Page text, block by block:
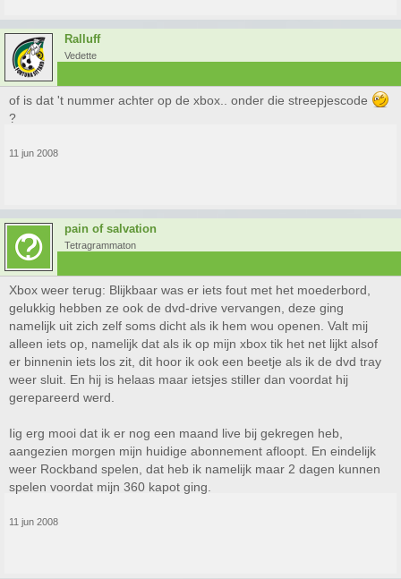
Ralluff
Vedette
of is dat 't nummer achter op de xbox.. onder die streepjescode
?
11 jun 2008
pain of salvation
Tetragrammaton
Xbox weer terug: Blijkbaar was er iets fout met het moederbord,
gelukkig hebben ze ook de dvd-drive vervangen, deze ging
namelijk uit zich zelf soms dicht als ik hem wou openen. Valt mij
alleen iets op, namelijk dat als ik op mijn xbox tik het net lijkt alsof
er binnenin iets los zit, dit hoor ik ook een beetje als ik de dvd tray
weer sluit. En hij is helaas maar ietsjes stiller dan voordat hij
gerepareerd werd.
Iig erg mooi dat ik er nog een maand live bij gekregen heb,
aangezien morgen mijn huidige abonnement afloopt. En eindelijk
weer Rockband spelen, dat heb ik namelijk maar 2 dagen kunnen
spelen voordat mijn 360 kapot ging.
11 jun 2008